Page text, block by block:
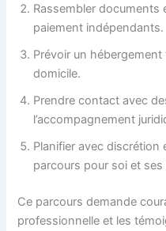
Rassembler documents
paiement indépendants.
Prévoir un hébergement
domicile.
Prendre contact avec
l’accompagnement
Planifier avec discrétion
parcours pour soi et
Ce parcours demande
professionnelle et les